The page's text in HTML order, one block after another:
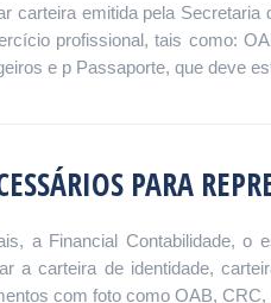
carteira emitida pela
profissional, tais como:
e p Passaporte, que deve
PARA
a Financial Contabilidade,
a carteira de identidade,
com foto como OAB, CRC,